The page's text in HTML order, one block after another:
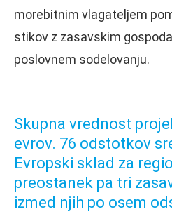
morebitnim vlagateljem
stikov z zasavskim
poslovnem sodelovanju.
Skupna vrednost
evrov. 76 odstotkov
Evropski sklad za
preostanek pa tri
izmed njih po osem